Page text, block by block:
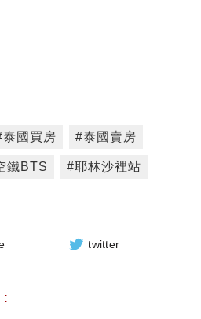
泰國買房 #泰國賣房
鐵BTS #耶林沙裡站
twitter
: